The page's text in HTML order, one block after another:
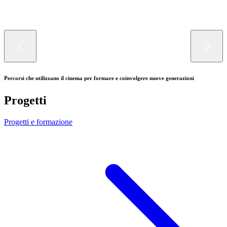
Percorsi che utilizzano il cinema per formare e coinvolgere nuove generazioni
Progetti
Progetti e formazione